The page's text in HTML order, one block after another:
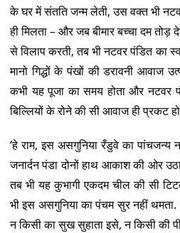
के घर में संतति जन्म लेती, उस वक्त भी
ही मिलता – और जब बीमार बच्चा दम तोड़
से विलाप करती, तब भी नटवर पंडित का
मानो गिद्धों के पंखों की डरावनी आवाज
कभी यह पूजा का समय होता और नटवर
बिल्लियों के रोने की सी आवाज ही प्रकट
‘हे राम, इस असगुनिया रँडुवे का पांचजन्य
जनार्दन पंडा दोनों हाथ आकाश की ओर
तब भी यह कुभागी एकदम चील की सी
भी इस असगुनिया का पंचम सुर नहीं थमता.
न किसी का सुख सुहाता इसे, न किसी की